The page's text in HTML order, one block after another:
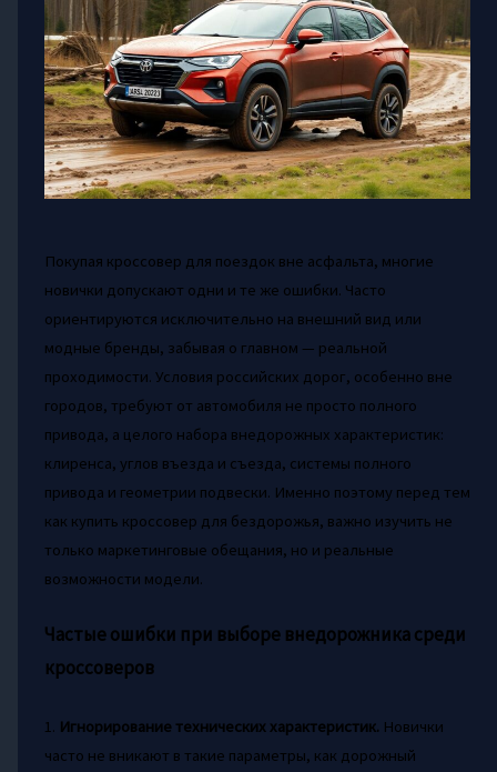
Покупая кроссовер для поездок вне асфальта, многие
новички допускают одни и те же ошибки. Часто
ориентируются исключительно на внешний вид или
модные бренды, забывая о главном — реальной
проходимости. Условия российских дорог, особенно вне
городов, требуют от автомобиля не просто полного
привода, а целого набора внедорожных характеристик:
клиренса, углов въезда и съезда, системы полного
привода и геометрии подвески. Именно поэтому перед тем
как купить кроссовер для бездорожья, важно изучить не
только маркетинговые обещания, но и реальные
возможности модели.
Частые ошибки при выборе внедорожника среди
кроссоверов
1. Игнорирование технических характеристик. Новички
часто не вникают в такие параметры, как дорожный